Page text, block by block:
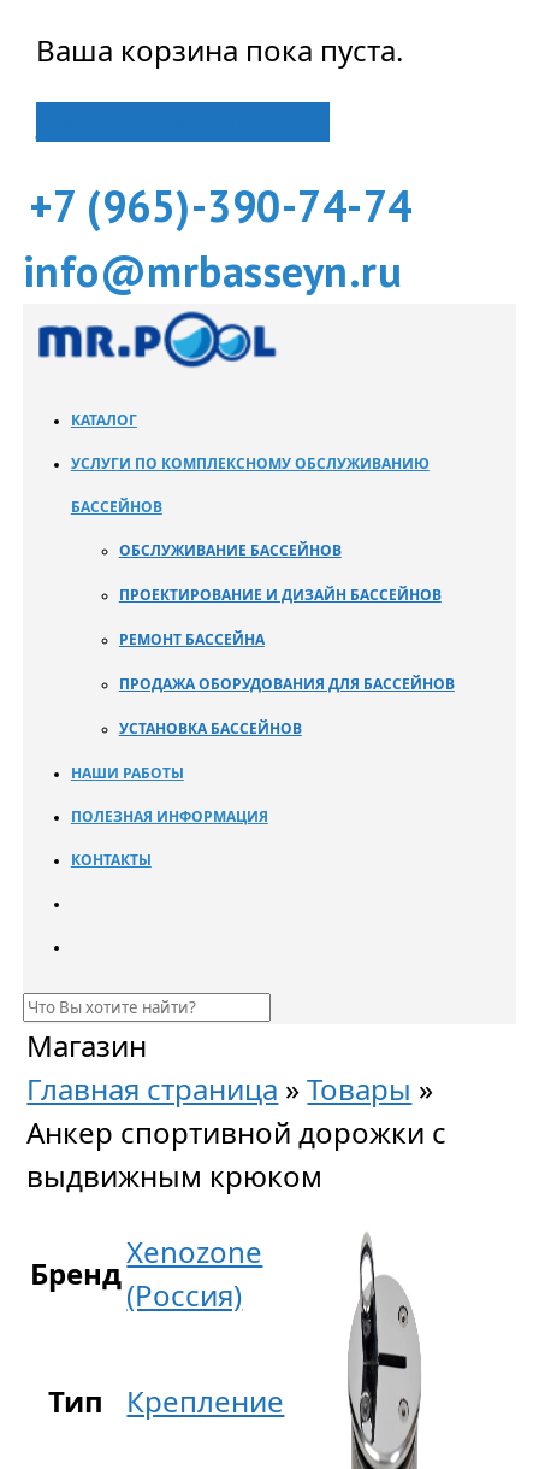
Ваша корзина пока пуста.
+7 (965)-390-74-74
info@mrbasseyn.ru
КАТАЛОГ
УСЛУГИ ПО КОМПЛЕКСНОМУ ОБСЛУЖИВАНИЮ
БАССЕЙНОВ
ОБСЛУЖИВАНИЕ БАССЕЙНОВ
ПРОЕКТИРОВАНИЕ И ДИЗАЙН БАССЕЙНОВ
РЕМОНТ БАССЕЙНА
ПРОДАЖА ОБОРУДОВАНИЯ ДЛЯ БАССЕЙНОВ
УСТАНОВКА БАССЕЙНОВ
НАШИ РАБОТЫ
ПОЛЕЗНАЯ ИНФОРМАЦИЯ
КОНТАКТЫ
Магазин
Главная страница »Товары »
Анкер спортивной дорожки с
выдвижным крюком
Бренд
Xenozone
(Россия)
Тип Крепление